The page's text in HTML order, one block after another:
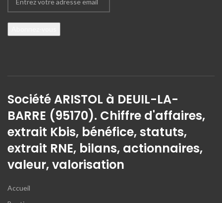
Société ARISTOL à DEUIL-LA-
BARRE (95170). Chiffre d'affaires,
extrait Kbis, bénéfice, statuts,
extrait RNE, bilans, actionnaires,
valeur, valorisation
Accueil